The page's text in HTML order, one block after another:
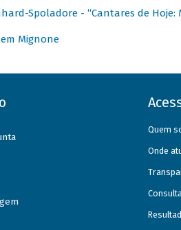
Spoladore - “Cantares de Hoje:
Mignone
Quem
Onde